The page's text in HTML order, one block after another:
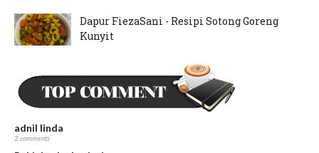
Dapur FiezaSani - Resipi Sotong Goreng
Kunyit
Dapur FiezaSani - Resipi Hati Ayam Goreng
Kunyit
adnil linda
2 comments